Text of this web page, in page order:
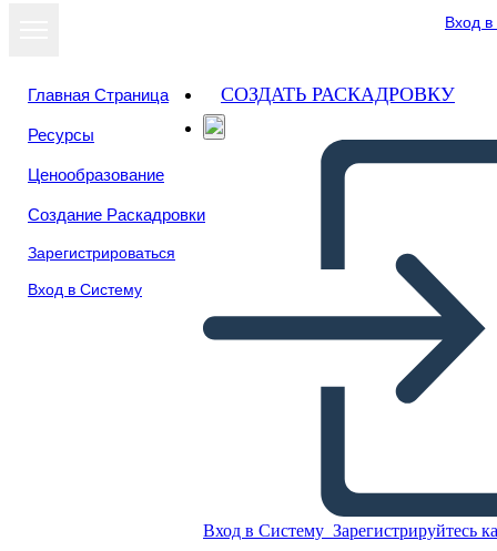
Вход
Главная Страница
Ресурсы
Ценообразование
Создание Раскадровки
Зарегистрироваться
Вход в Систему
СОЗДАТЬ РАСКАДРОВКУ
Вход в Систему Зарегистрируйтесь